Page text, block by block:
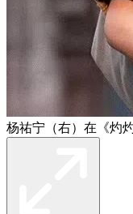
杨祐宁（右）在《灼